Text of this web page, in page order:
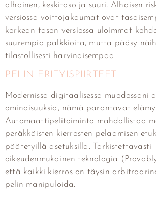
alhainen, keskitaso ja suuri. Alhaisen
versiossa voittojakaumat ovat
korkean tason versiossa uloimmat
suurempia palkkioita, mutta pääsy
tilastollisesti harvinaisempaa.
PELIN ERITYISPIIRTEET
Modernissa digitaalisessa muodossani
ominaisuuksia, nämä parantavat
Automaattipelitoiminto mahdollistaa
peräkkäisten kierrosten pelaamisen
päätetyillä asetuksilla. Tarkistettavasti
oikeudenmukainen teknologia
että kaikki kierros on täysin
pelin manipuloida.